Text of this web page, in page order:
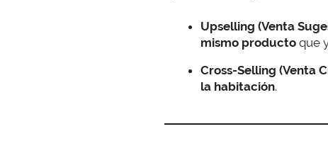
Upselling (Venta
mismo producto que
Cross-Selling (Venta
la habitación.